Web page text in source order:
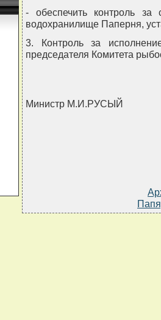
- обеспечить контроль
водохранилище Паперня,
3. Контроль за
председателя Комитета
Министр М.И.РУСЫЙ